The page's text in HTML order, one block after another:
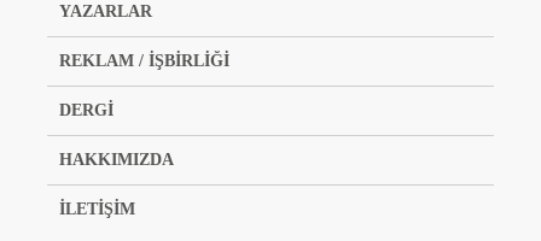
YAZARLAR
REKLAM / İŞBİRLİĞİ
DERGİ
HAKKIMIZDA
İLETİŞİM